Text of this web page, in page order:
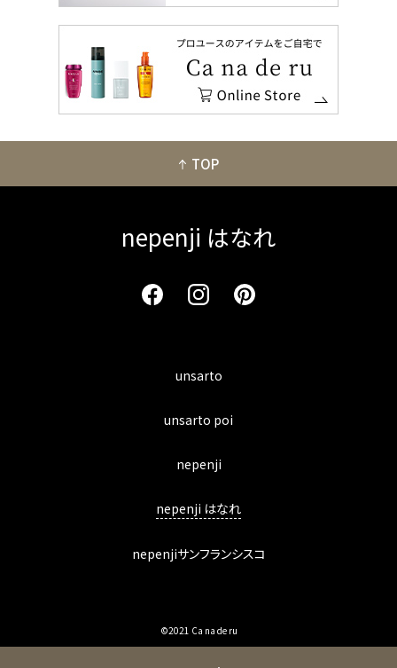
TOP
nepenji はなれ
unsarto
unsarto poi
nepenji
nepenji はなれ
nepenjiサンフランシスコ
©2021 Ca na de ru